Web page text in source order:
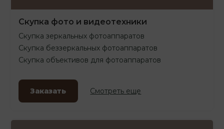
Скупка фото и видеотехники
Скупка зеркальных фотоаппаратов
Скупка беззеркальных фотоаппаратов
Скупка объективов для фотоаппаратов
Заказать Смотреть еще